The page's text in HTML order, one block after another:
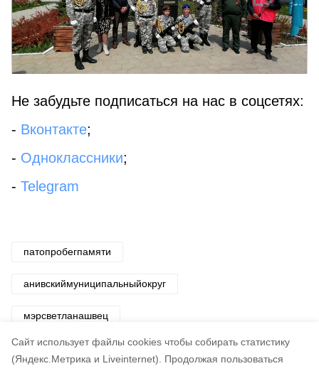
Cайт использует файлы cookies чтобы собирать статистику
(Яндекс.Метрика и Liveinternet).
Продолжая пользоваться
Не забудьте подписаться на нас в соцсетях:
- Вконтакте;
- Одноклассники;
- Telegram
патопробегпамяти
анивскиймуниципальныйокруг
мэрсветланашвец
Авторы: Ирина Спиридонова